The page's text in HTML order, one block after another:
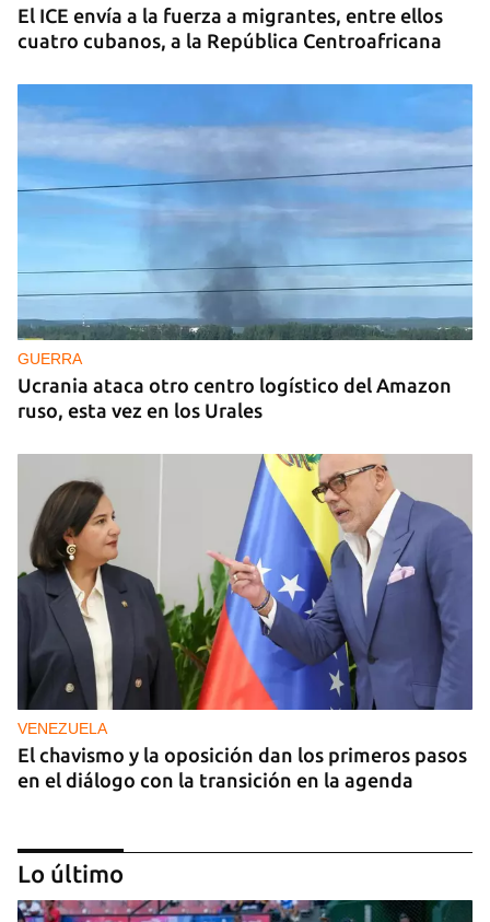
El ICE envía a la fuerza a migrantes, entre ellos
cuatro cubanos, a la República Centroafricana
GUERRA
Ucrania ataca otro centro logístico del Amazon
ruso, esta vez en los Urales
VENEZUELA
El chavismo y la oposición dan los primeros pasos
en el diálogo con la transición en la agenda
Lo último